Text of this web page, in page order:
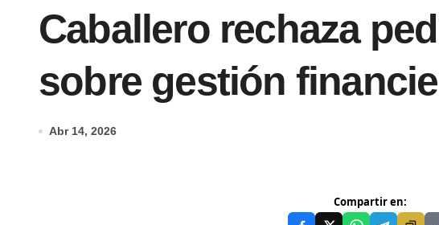
Caballero rechaza
sobre gestión
Abr 14, 2026
Compartir en: